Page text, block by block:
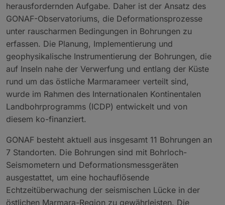
herausfordernden Aufgabe. Daher ist der Ansatz des
GONAF-Observatoriums, die Deformationsprozesse
unter rauscharmen Bedingungen in Bohrungen zu
erfassen. Die Planung, Implementierung und
geophysikalische Instrumentierung der Bohrungen, die
auf Inseln nahe der Verwerfung und entlang der Küste
rund um das östliche Marmarameer verteilt sind,
wurde im Rahmen des Internationalen Kontinentalen
Landbohrprogramms (ICDP) entwickelt und von
diesem ko-finanziert.
GONAF besteht aktuell aus insgesamt 11 Bohrungen an
7 Standorten. Die Bohrungen sind mit Bohrloch-
Seismometern und Deformationsmessgeräten
ausgestattet, um eine hochauflösende
Echtzeitüberwachung der seismischen Lücke in der
östlichen Marmara-Region zu gewährleisten. Die